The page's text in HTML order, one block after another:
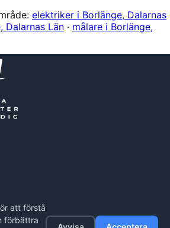
elektriker i Borlänge, Dalarnas
Dalarnas Län · målare i Borlänge,
att förstå
förbättra